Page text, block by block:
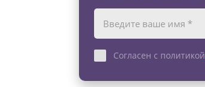
Согласен с политикой